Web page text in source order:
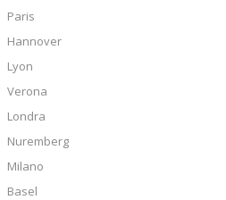
Paris
Hannover
Lyon
Verona
Londra
Nuremberg
Milano
Basel